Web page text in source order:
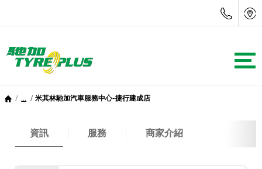
... 米其林馳加汽車服務中心-捷行建成店
資訊 服務 商家介紹